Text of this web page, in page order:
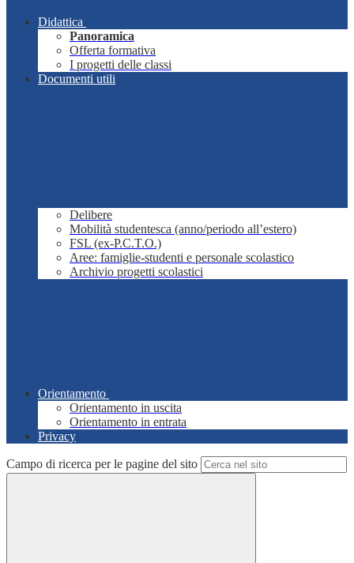
Didattica
Panoramica
Offerta formativa
I progetti delle classi
Documenti utili
Delibere
Mobilità studentesca (anno/periodo all’estero)
FSL (ex-P.C.T.O.)
Aree: famiglie-studenti e personale scolastico
Archivio progetti scolastici
Orientamento
Orientamento in uscita
Orientamento in entrata
Privacy
Campo di ricerca per le pagine del sito